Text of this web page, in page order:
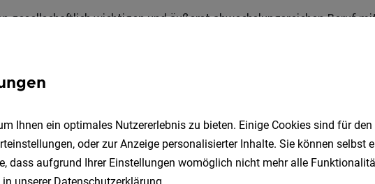
Ihnen ein optimales Nutzererlebnis zu bieten. Einige Cookies sind für
oder zur Anzeige personalisierter Inhalte. Sie können selbst
dass aufgrund Ihrer Einstellungen womöglich nicht mehr alle
unserer Datenschutzerklärung.